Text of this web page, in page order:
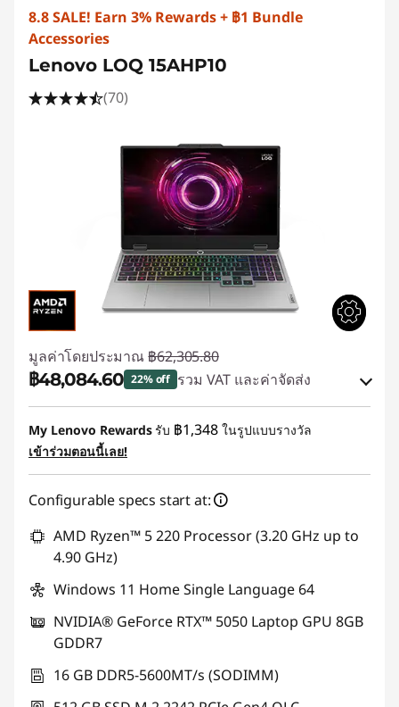
8.8 SALE! Earn 3% Rewards + ฿1 Bundle
Accessories
Lenovo LOQ 15AHP10
(70)
มูลค่าโดยประมาณ ฿62,305.80
฿48,084.60 22% off รวม VAT และค่าจัดส่ง
ประหยัดทันที :-฿14,221.20
ใช้ eCoupon :
My Lenovo Rewardsรับ ฿1,348 ในรูปแบบรางวัล
เข้าร่วมตอนนี้เลย!
Configurable specs start at:
AMD Ryzen™ 5 220 Processor (3.20 GHz up to
4.90 GHz)
Windows 11 Home Single Language 64
NVIDIA® GeForce RTX™ 5050 Laptop GPU 8GB
GDDR7
16 GB DDR5-5600MT/s (SODIMM)